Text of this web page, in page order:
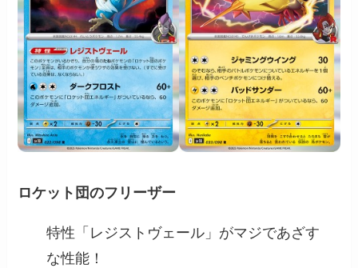
ロケット団のフリーザー
特性「レジストヴェール」がマジであざす
な性能！